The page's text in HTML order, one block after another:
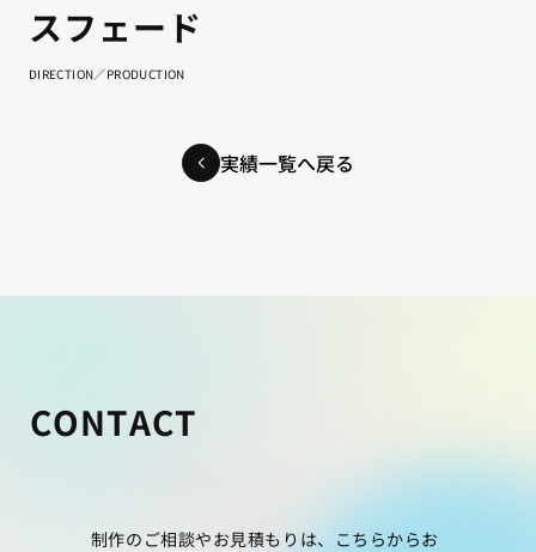
スフェード
DIRECTION／PRODUCTION
実績一覧へ戻る
CONTACT
制作のご相談やお見積もりは、こちらからお